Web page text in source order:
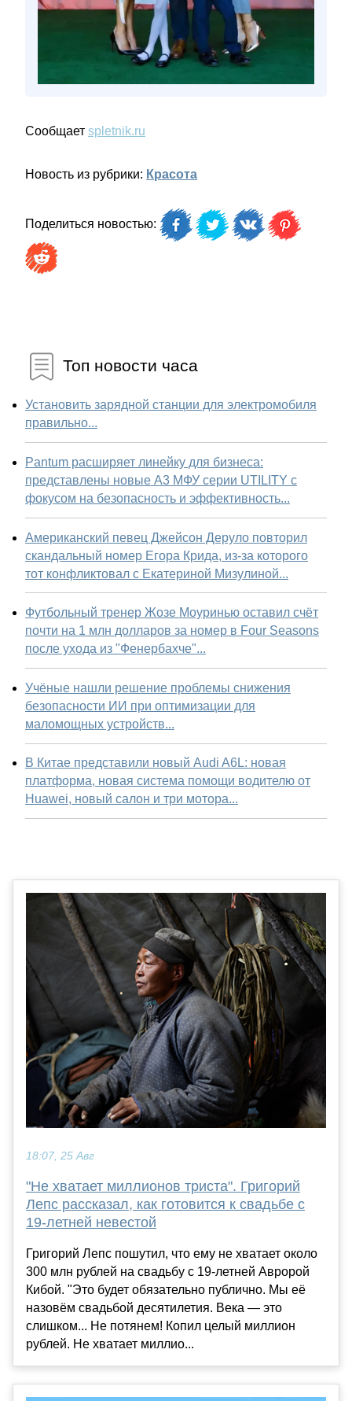
Сообщает spletnik.ru
Новость из рубрики: Красота
Поделиться новостью:
Топ новости часа
Установить зарядной станции для электромобиля
правильно...
Pantum расширяет линейку для бизнеса:
представлены новые А3 МФУ серии UTILITY с
фокусом на безопасность и эффективность...
Американский певец Джейсон Деруло повторил
скандальный номер Егора Крида, из-за которого
тот конфликтовал с Екатериной Мизулиной...
Футбольный тренер Жозе Моуринью оставил счёт
почти на 1 млн долларов за номер в Four Seasons
после ухода из "Фенербахче"...
Учёные нашли решение проблемы снижения
безопасности ИИ при оптимизации для
маломощных устройств...
В Китае представили новый Audi A6L: новая
платформа, новая система помощи водителю от
Huawei, новый салон и три мотора...
18:07, 25 Авг
"Не хватает миллионов триста". Григорий
Лепс рассказал, как готовится к свадьбе с
19-летней невестой
Григорий Лепс пошутил, что ему не хватает около
300 млн рублей на свадьбу с 19-летней Авророй
Кибой. "Это будет обязательно публично. Мы её
назовём свадьбой десятилетия. Века — это
слишком... Не потянем! Копил целый миллион
рублей. Не хватает миллио...